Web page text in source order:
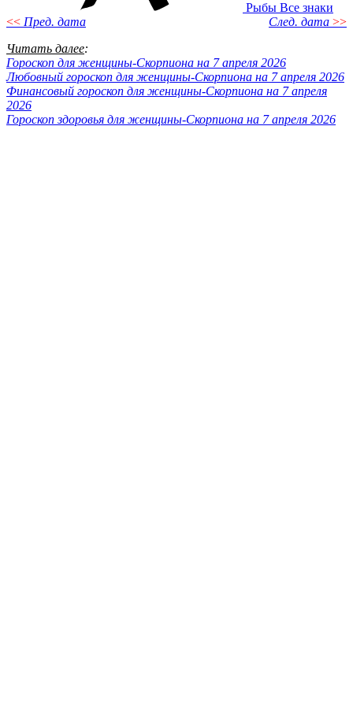
Рыбы Все знаки
<< Пред. дата След. дата >>
Читать далее:
Гороскоп для женщины-Скорпиона на 7 апреля 2026
Любовный гороскоп для женщины-Скорпиона на 7 апреля 2026
Финансовый гороскоп для женщины-Скорпиона на 7 апреля
2026
Гороскоп здоровья для женщины-Скорпиона на 7 апреля 2026